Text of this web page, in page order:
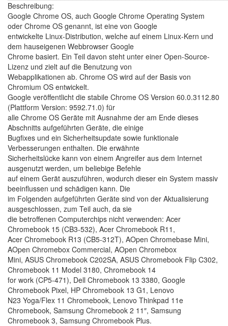
Beschreibung:
Google Chrome OS, auch Google Chrome Operating System
oder Chrome OS genannt, ist eine von Google
entwickelte Linux-Distribution, welche auf einem Linux-Kern und
dem hauseigenen Webbrowser Google
Chrome basiert. Ein Teil davon steht unter einer Open-Source-
Lizenz und zielt auf die Benutzung von
Webapplikationen ab. Chrome OS wird auf der Basis von
Chromium OS entwickelt.
Google veröffentlicht die stabile Chrome OS Version 60.0.3112.80
(Plattform Version: 9592.71.0) für
alle Chrome OS Geräte mit Ausnahme der am Ende dieses
Abschnitts aufgeführten Geräte, die einige
Bugfixes und ein Sicherheitsupdate sowie funktionale
Verbesserungen enthalten. Die erwähnte
Sicherheitslücke kann von einem Angreifer aus dem Internet
ausgenutzt werden, um beliebige Befehle
auf einem Gerät auszuführen, wodurch dieser ein System massiv
beeinflussen und schädigen kann. Die
im Folgenden aufgeführten Geräte sind von der Aktualisierung
ausgeschlossen, zum Teil auch, da sie
die betroffenen Computerchips nicht verwenden: Acer
Chromebook 15 (CB3-532), Acer Chromebook R11,
Acer Chromebook R13 (CB5-312T), AOpen Chromebase Mini,
AOpen Chromebox Commercial, AOpen Chromebox
Mini, ASUS Chromebook C202SA, ASUS Chromebook Flip C302,
Chromebook 11 Model 3180, Chromebook 14
for work (CP5-471), Dell Chromebook 13 3380, Google
Chromebook Pixel, HP Chromebook 13 G1, Lenovo
N23 Yoga/Flex 11 Chromebook, Lenovo Thinkpad 11e
Chromebook, Samsung Chromebook 2 11″, Samsung
Chromebook 3, Samsung Chromebook Plus.